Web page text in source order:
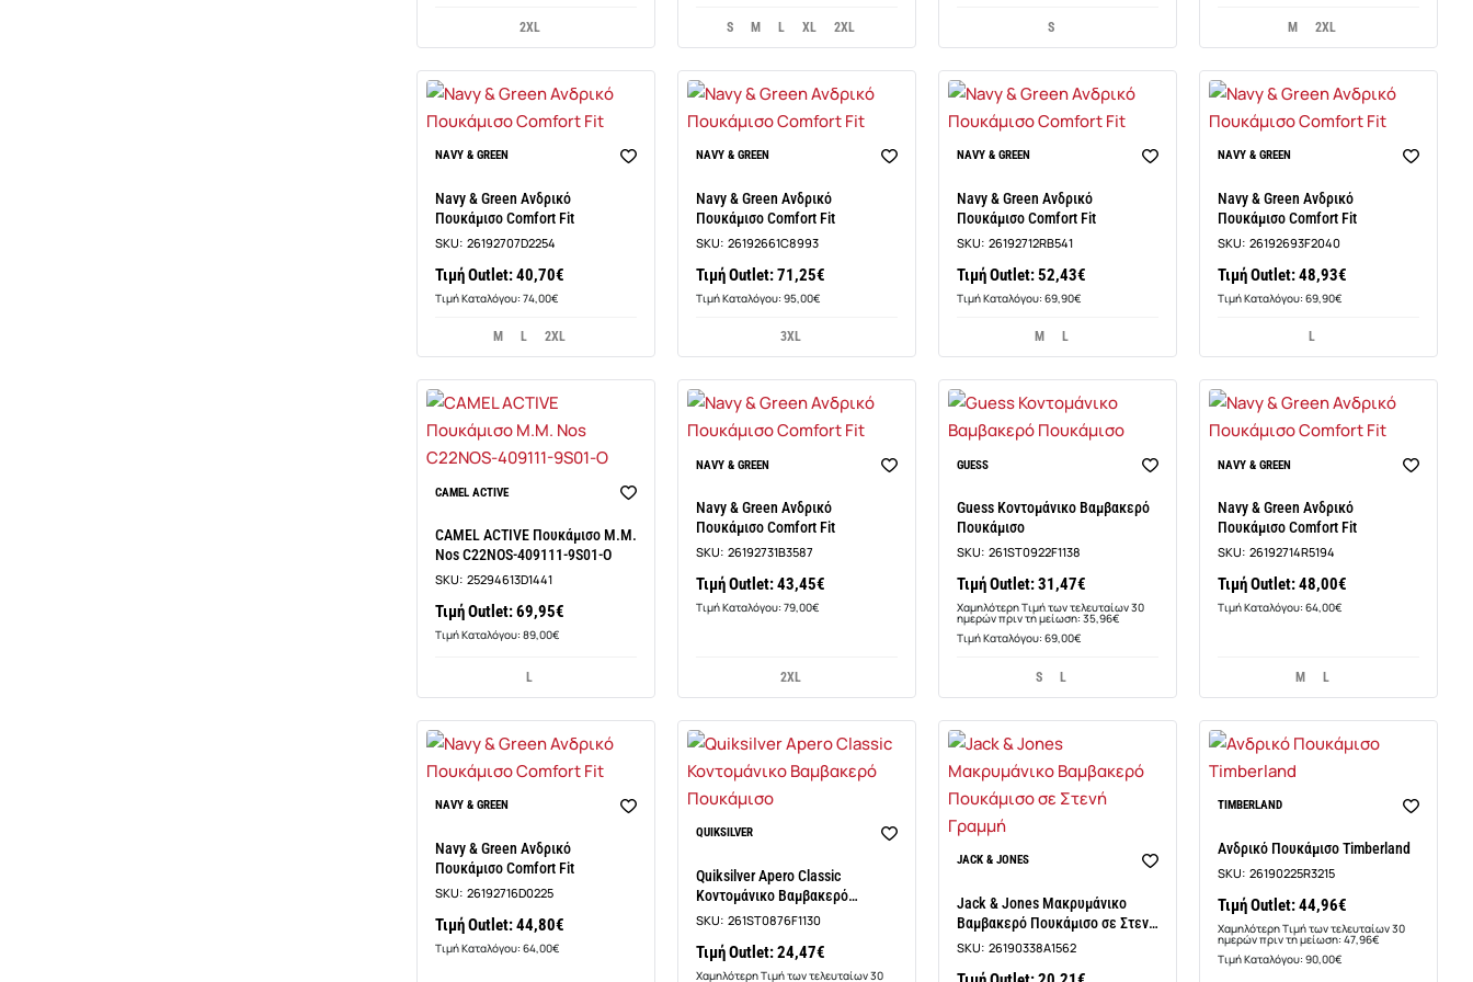
2XL S M L XL 2XL S M 2XL
NAVY & GREEN
Navy & Green Ανδρικό
Πουκάμισο Comfort Fit
SKU: 26192707D2254
Τιμή Outlet: 40,70€
Τιμή Καταλόγου: 74,00€
M L 2XL
NAVY & GREEN
Navy & Green Ανδρικό
Πουκάμισο Comfort Fit
SKU: 26192661C8993
Τιμή Outlet: 71,25€
Τιμή Καταλόγου: 95,00€
3XL
NAVY & GREEN
Navy & Green Ανδρικό
Πουκάμισο Comfort Fit
SKU: 26192712RB541
Τιμή Outlet: 52,43€
Τιμή Καταλόγου: 69,90€
M L
BEST SELLER
NAVY & GREEN
Navy & Green Ανδρικό
Πουκάμισο Comfort Fit
SKU: 26192693F2040
Τιμή Outlet: 48,93€
Τιμή Καταλόγου: 69,90€
L
CAMEL ACTIVE
CAMEL ACTIVE Πουκάμισο Μ.Μ.
Nos C22NOS-409111-9S01-O
SKU: 25294613D1441
Τιμή Outlet: 69,95€
Τιμή Καταλόγου: 89,00€
L
NAVY & GREEN
Navy & Green Ανδρικό
Πουκάμισο Comfort Fit
SKU: 26192731B3587
Τιμή Outlet: 43,45€
Τιμή Καταλόγου: 79,00€
2XL
-13%
GUESS
Guess Κοντομάνικο Βαμβακερό
Πουκάμισο
SKU: 261ST0922F1138
Τιμή Outlet: 31,47€
Χαμηλότερη Τιμή των τελευταίων 30
ημερών πριν τη μείωση: 35,96€
Τιμή Καταλόγου: 69,00€
S L
NAVY & GREEN
Navy & Green Ανδρικό
Πουκάμισο Comfort Fit
SKU: 26192714R5194
Τιμή Outlet: 48,00€
Τιμή Καταλόγου: 64,00€
M L
NAVY & GREEN
Navy & Green Ανδρικό
Πουκάμισο Comfort Fit
SKU: 26192716D0225
Τιμή Outlet: 44,80€
Τιμή Καταλόγου: 64,00€
-13%
QUIKSILVER
Quiksilver Apero Classic
Κοντομάνικο Βαμβακερό
Πουκάμισο
SKU: 261ST0876F1130
Τιμή Outlet: 24,47€
Χαμηλότερη Τιμή των τελευταίων 30
-6%
JACK & JONES
Jack & Jones Μακρυμάνικo
Βαμβακερό Πουκάμισο σε Στενή
Γραμμή
SKU: 26190338A1562
-6%
TIMBERLAND
Ανδρικό Πουκάμισο Timberland
SKU: 26190225R3215
Τιμή Outlet: 44,96€
Χαμηλότερη Τιμή των τελευταίων 30
ημερών πριν τη μείωση: 47,96€
Τιμή Καταλόγου: 90,00€